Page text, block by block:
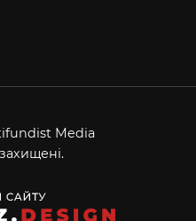
Media